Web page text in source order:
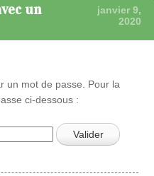
un
janvier 9,
2020
un mot de passe. Pour la
ci-dessous :